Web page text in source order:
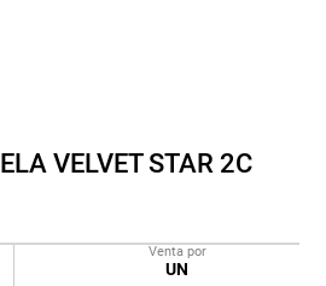
VELVET STAR 2C
Venta por
UN